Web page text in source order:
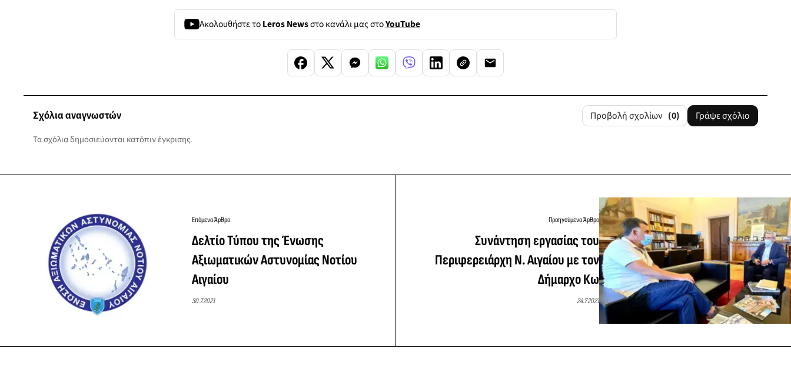
Ακολουθήστε τοLeros Newsστο κανάλι μας στοYouTube
Σχόλια αναγνωστών Προβολή σχολίων (0) Γράψε σχόλιο
Τα σχόλια δημοσιεύονται κατόπιν έγκρισης.
Επόμενο Άρθρο
Δελτίο Τύπου της Ένωσης
Αξιωματικών Αστυνομίας Νοτίου
Αιγαίου
30.7.2021
Προηγούμενο Άρθρο
Συνάντηση εργασίας του
Περιφερειάρχη Ν. Αιγαίου με τον
Δήμαρχο Κω
24.7.2021